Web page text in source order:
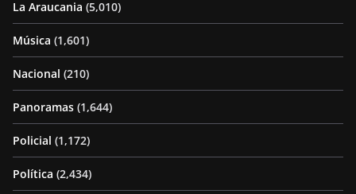
La Araucania (5,010)
Música (1,601)
Nacional (210)
Panoramas (1,644)
Policial (1,172)
Política (2,434)